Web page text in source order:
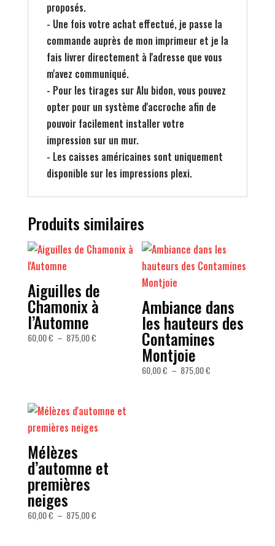
proposés.
- Une fois votre achat effectué, je passe la
commande auprès de mon imprimeur et je la
fais livrer directement à l'adresse que vous
m'avez communiqué.
- Pour les tirages sur Alu bidon, vous pouvez
opter pour un système d'accroche afin de
pouvoir facilement installer votre
impression sur un mur.
- Les caisses américaines sont uniquement
disponible sur les impressions plexi.
Produits similaires
Aiguilles de
Chamonix à
l’Automne
60,00€ – 875,00€Plage
875,00 €
Ambiance dans
les hauteurs des
Contamines
Montjoie
60,00€ – 875,00€
Mélèzes
d’automne et
premières
neiges
60,00€ – 875,00€Plage